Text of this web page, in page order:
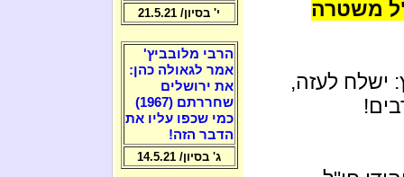
משטרה
ישלח לעזה,
י' בסיון/ 21.5.21
הרבי מלובביץ'
אמר לגאולה כהן:
את ירושלים
שחררתם (1967)
כמי שכפו עליו את
הדבר הזה!
ג' בסיון/ 14.5.21